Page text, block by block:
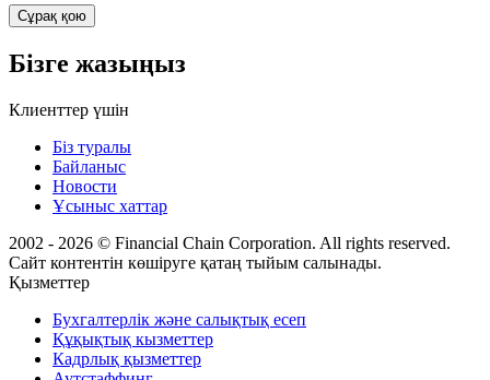
Сұрақ қою
Бізге жазыңыз
Клиенттер үшін
Біз туралы
Байланыс
Новости
Ұсыныс хаттар
2002 - 2026 © Financial Chain Corporation. All rights reserved.
Сайт контентін көшіруге қатаң тыйым салынады.
Қызметтер
Бухгалтерлік және салықтық есеп
Құқықтық кызметтер
Кадрлық қызметтер